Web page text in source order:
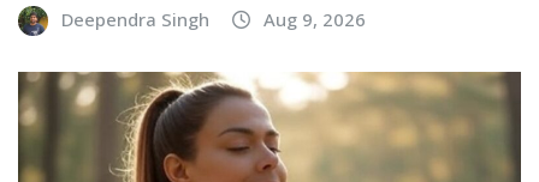
Deependra Singh Aug 9, 2026